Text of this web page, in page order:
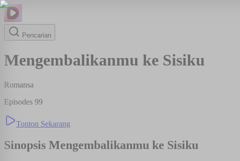
Pencarian
Mengembalikanmu ke Sisiku
Romansa
Episodes 99
Tonton Sekarang
Sinopsis Mengembalikanmu ke Sisiku